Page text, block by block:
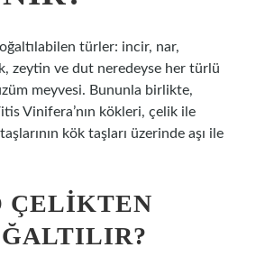
türler: incir, nar,
zeytin ve dut neredeyse her türlü
meyvesi. Bununla birlikte,
Vinifera’nın kökleri, çelik ile
kök taşları üzerinde aşı ile
ÇELIKTEN